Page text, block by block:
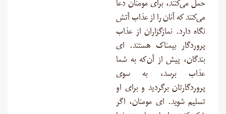
حمل می‌کنند، برای مومنان دعا
می‌کنند که آنان را از عذاب آتش
نگاه دارد. نمازگزاران از عذاب
پروردگار بیمناک هستند. ای
بندگان، پیش از آن‌که به شما
عذاب برسد، به سوی
پروردگارتان برگردید و برای او
تسلیم شوید. ای مومنان، اگر